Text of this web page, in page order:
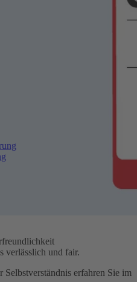
verlässlich und fair.
Selbstverständnis erfahren Sie im